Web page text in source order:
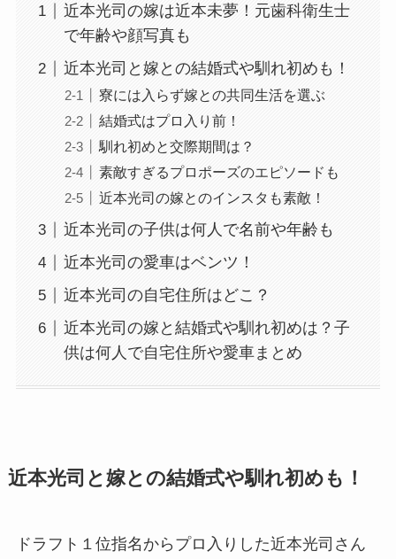
近本光司の嫁は近本未夢！元歯科衛生士
で年齢や顔写真も
近本光司と嫁との結婚式や馴れ初めも！
寮には入らず嫁との共同生活を選ぶ
結婚式はプロ入り前！
馴れ初めと交際期間は？
素敵すぎるプロポーズのエピソードも
近本光司の嫁とのインスタも素敵！
近本光司の子供は何人で名前や年齢も
近本光司の愛車はベンツ！
近本光司の自宅住所はどこ？
近本光司の嫁と結婚式や馴れ初めは？子
供は何人で自宅住所や愛車まとめ
近本光司と嫁との結婚式や馴れ初めも！
ドラフト１位指名からプロ入りした近本光司さん